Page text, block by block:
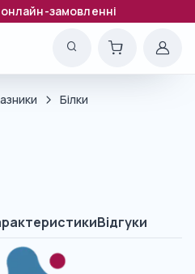
замовленні
Білки
Відгуки